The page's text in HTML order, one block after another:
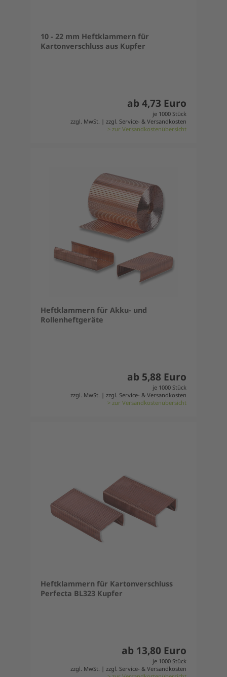
10 - 22 mm Heftklammern für
Kartonverschluss aus Kupfer
ab 4,73 Euro
je 1000 Stück
zzgl. MwSt. | zzgl. Service- & Versandkosten
> zur Versandkostenübersicht
Heftklammern für Akku- und
Rollenheftgeräte
ab 5,88 Euro
je 1000 Stück
zzgl. MwSt. | zzgl. Service- & Versandkosten
> zur Versandkostenübersicht
Heftklammern für Kartonverschluss
Perfecta BL323 Kupfer
ab 13,80 Euro
je 1000 Stück
zzgl. MwSt. | zzgl. Service- & Versandkosten